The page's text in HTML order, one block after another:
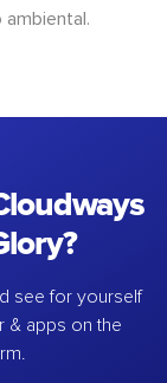
see for yourself
& apps on the